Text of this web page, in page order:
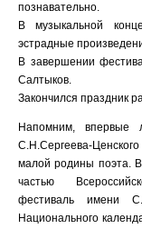
познавательно.
В музыкальной
эстрадные
В завершении
Салтыков.
Закончился праздник
Напомним, впервые
С.Н.Сергеева-
малой родины поэта. В
частью
фестиваль имени
Национального